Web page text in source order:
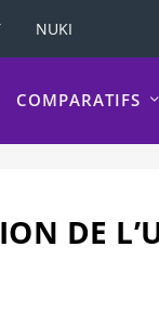
NUKI
COMPARATIFS
DE